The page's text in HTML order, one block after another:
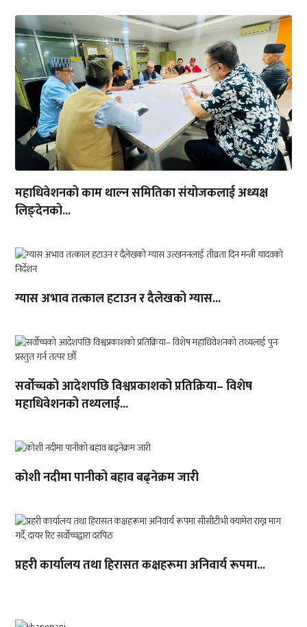
महाधिवेशनको काम थाल्न समितिका संयोजकलाई अध्यक्ष
लिङ्देनको...
ग्यास अभाव तत्काल हटाउन र दैलेखको ग्यास...
सर्वोच्चको आदेशपछि विश्वप्रकाशको प्रतिक्रिया– विशेष
महाधिवेशनको तथ्यलाई...
कोशी नदीमा पानीको बहाव बढ्नेक्रम जारी
प्रहरी कार्यालय तथा हिरासत कक्षहरूमा अनिवार्य रूपमा...